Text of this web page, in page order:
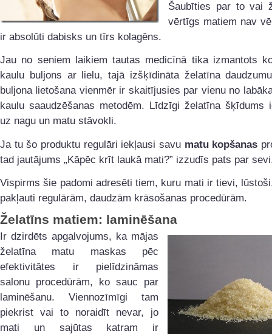
Šaubīties par to vai
vērtīgs matiem nav
ir absolūti dabisks un tīrs kolagēns.
Jau no seniem laikiem tautas medicīnā tika izmantots
kaulu buljons ar lielu, tajā izšķīdināta želatīna
buljona lietošana vienmēr ir skaitījusies par vienu no
kaulu saaudzēšanas metodēm. Līdzīgi želatīna šķīdums
uz nagu un matu stāvokli.
Ja tu šo produktu regulāri iekļausi savu matu kopšanas
tad jautājums „Kāpēc krīt laukā mati?” izzudīs pats par
Vispirms šie padomi adresēti tiem, kuru mati ir tievi,
pakļauti regulārām, daudzām krāsošanas procedūrām.
Želatīns matiem: laminēšana
Ir dzirdēts apgalvojums, ka mājas
želatīna matu maskas pēc
efektivitātes ir pielīdzināmas
salonu procedūrām, ko sauc par
laminēšanu. Viennozīmīgi tam
piekrist vai to noraidīt nevar, jo
mati un sajūtas katram ir